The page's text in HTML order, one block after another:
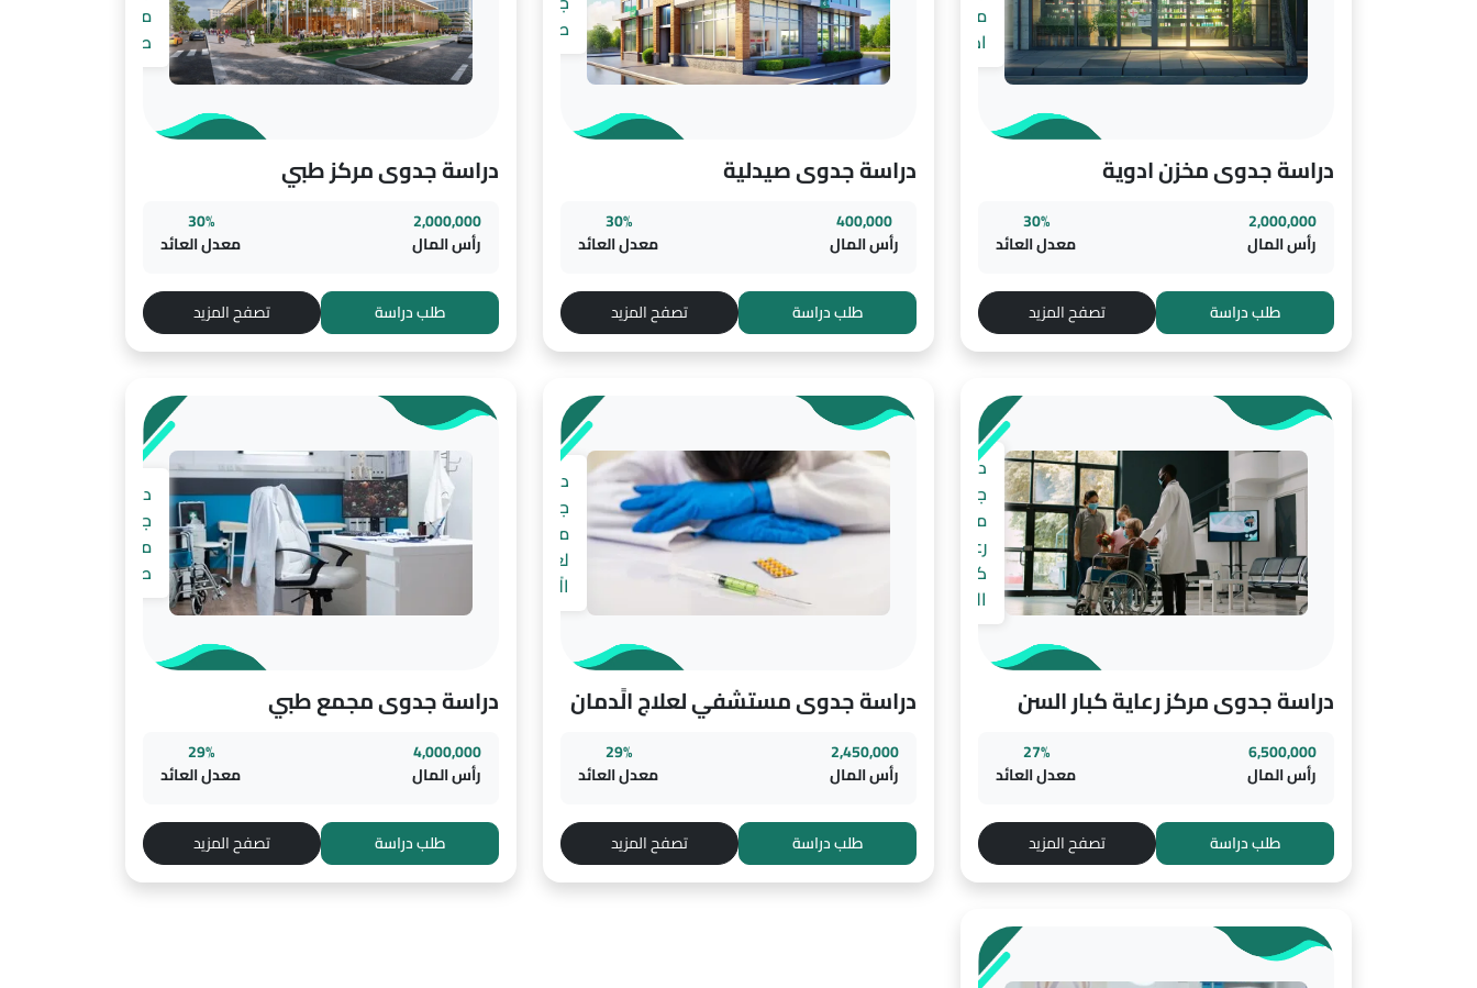
مخزن
ادوية
دراسة جدوى مخزن ادوية
2,000,000
رأس المال
30%
معدل العائد
طلب دراسة تصفح المزيد
صيدلية
دراسة جدوى صيدلية
400,000
رأس المال
30%
معدل العائد
طلب دراسة تصفح المزيد
مركز
طبي
دراسة جدوى مركز طبي
2,000,000
رأس المال
30%
معدل العائد
طلب دراسة تصفح المزيد
دراسة
جدوى
مركز
رعاية
كبار
السن
دراسة جدوى مركز رعاية كبار السن
6,500,000
رأس المال
27%
معدل العائد
طلب دراسة تصفح المزيد
دراسة
جدوى
مستشفي
لعلاج
الًدمان
دراسة جدوى مستشفي لعلاج الًدمان
2,450,000
رأس المال
29%
معدل العائد
طلب دراسة تصفح المزيد
دراسة
جدوى
مجمع
طبي
دراسة جدوى مجمع طبي
4,000,000
رأس المال
29%
معدل العائد
طلب دراسة تصفح المزيد